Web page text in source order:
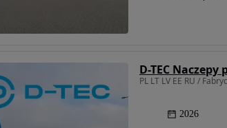
D-TEC
PL LT LV EE RU /
2026